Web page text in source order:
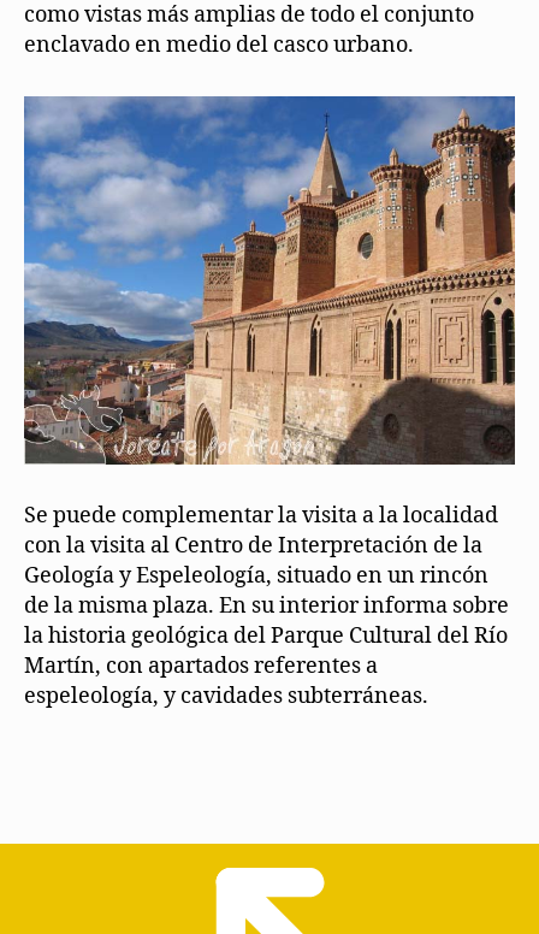
como vistas más amplias de todo el conjunto
enclavado en medio del casco urbano.
Se puede complementar la visita a la localidad
con la visita al Centro de Interpretación de la
Geología y Espeleología, situado en un rincón
de la misma plaza. En su interior informa sobre
la historia geológica del Parque Cultural del Río
Martín, con apartados referentes a
espeleología, y cavidades subterráneas.